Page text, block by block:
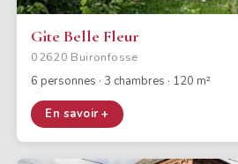
Gîte Belle Fleur
02620 Buironfosse
6 personnes · 3 chambres · 120 m²
En savoir +